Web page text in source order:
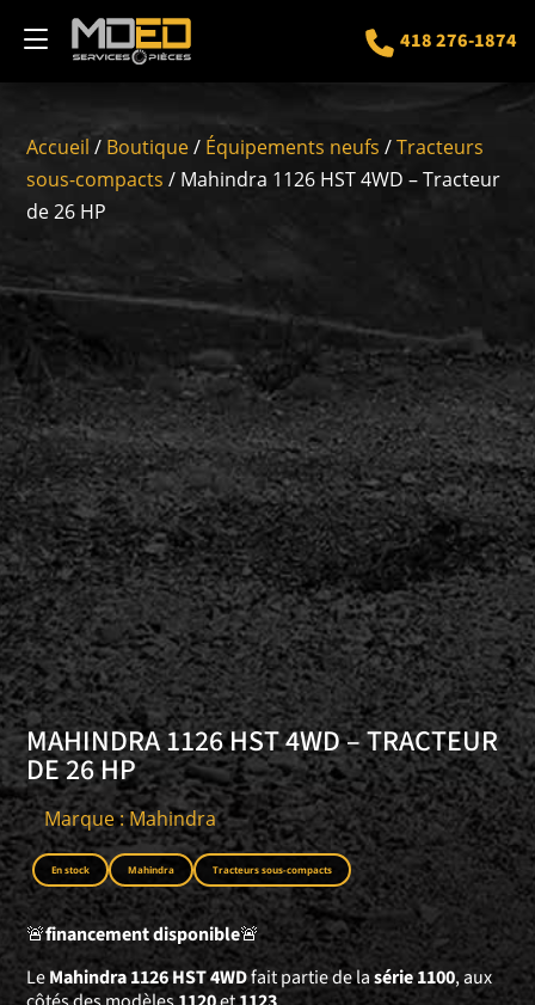
418 276-1874
Accueil / Boutique/ Équipements neufs /Tracteurs
sous-compacts / Mahindra 1126 HST 4WD – Tracteur
de 26 HP
MAHINDRA 1126 HST 4WD – TRACTEUR
DE 26 HP
Marque : Mahindra
En stock Mahindra Tracteurs sous-compacts
🚨financement disponible🚨
LeMahindra 1126 HST 4WDfait partie de lasérie 1100, aux